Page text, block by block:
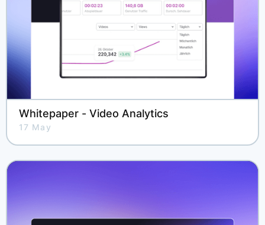
Whitepaper - Video Analytics
17 May